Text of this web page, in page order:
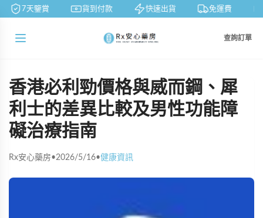
7天鑒賞 貨到付款 快速出貨 免運費
查詢訂單
香港必利勁價格與威而鋼、犀
利士的差異比較及男性功能障
礙治療指南
Rx安心藥房•2026/5/16•健康資訊